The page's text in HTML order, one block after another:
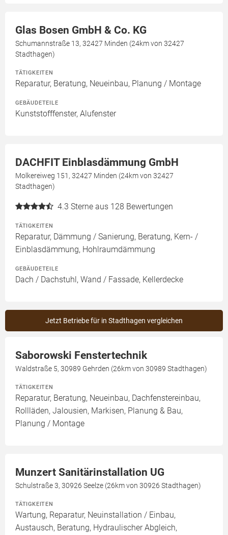
Glas Bosen GmbH & Co. KG
Schumannstraße 13, 32427 Minden (24km von 32427
Stadthagen)
TÄTIGKEITEN
Reparatur, Beratung, Neueinbau, Planung / Montage
GEBÄUDETEILE
Kunststofffenster, Alufenster
DACHFIT Einblasdämmung GmbH
Molkereiweg 151, 32427 Minden (24km von 32427
Stadthagen)
4.3 Sterne aus 128 Bewertungen
TÄTIGKEITEN
Reparatur, Dämmung / Sanierung, Beratung, Kern- /
Einblasdämmung, Hohlraumdämmung
GEBÄUDETEILE
Dach / Dachstuhl, Wand / Fassade, Kellerdecke
Jetzt Betriebe für in Stadthagen vergleichen
Saborowski Fenstertechnik
Waldstraße 5, 30989 Gehrden (26km von 30989 Stadthagen)
TÄTIGKEITEN
Reparatur, Beratung, Neueinbau, Dachfenstereinbau,
Rollläden, Jalousien, Markisen, Planung & Bau,
Planung / Montage
Munzert Sanitärinstallation UG
Schulstraße 3, 30926 Seelze (26km von 30926 Stadthagen)
TÄTIGKEITEN
Wartung, Reparatur, Neuinstallation / Einbau,
Austausch, Beratung, Hydraulischer Abgleich,